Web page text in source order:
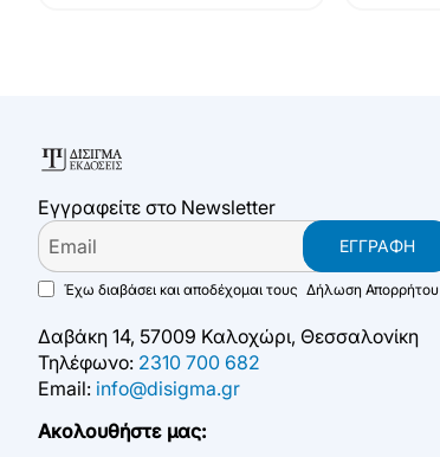
Εγγραφείτε στο Newsletter
Email
ΕΓΓΡΑΦΉ
Έχω διαβάσει και αποδέχομαι τους Δήλωση Απορρήτου
Δαβάκη 14, 57009 Καλοχώρι, Θεσσαλονίκη
Τηλέφωνο: 2310 700 682
Email: info@disigma.gr
Ακολουθήστε μας: